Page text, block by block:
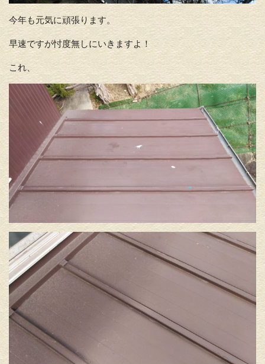
今年も元気に頑張ります。
早速ですが忖度無しにいきますよ！
これ、